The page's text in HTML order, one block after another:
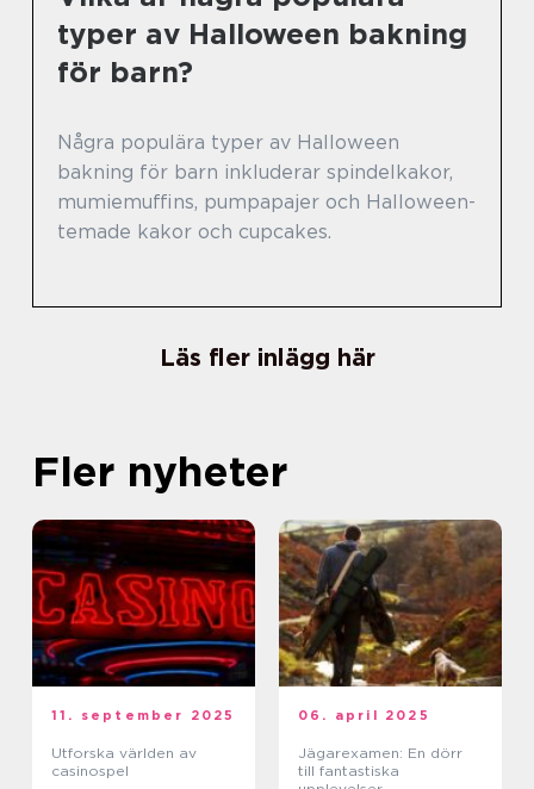
typer av Halloween bakning
för barn?
Några populära typer av Halloween
bakning för barn inkluderar spindelkakor,
mumiemuffins, pumpapajer och Halloween-
temade kakor och cupcakes.
Läs fler inlägg här
Fler nyheter
11. september 2025
Utforska världen av
casinospel
06. april 2025
Jägarexamen: En dörr
till fantastiska